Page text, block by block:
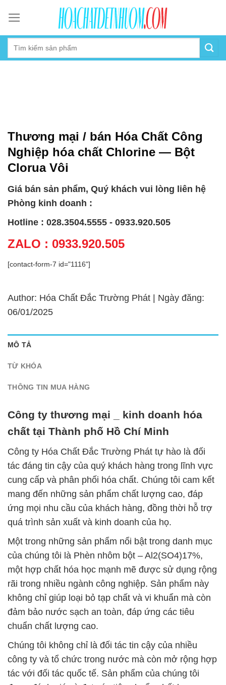
content
Thương mại / bán Hóa Chất Công
Nghiệp hóa chất Chlorine — Bột
Clorua Vôi
Giá bán sản phẩm, Quý khách vui lòng liên hệ
Phòng kinh doanh :
Hotline : 028.3504.5555 - 0933.920.505
ZALO : 0933.920.505
[contact-form-7 id="1116"]
Author: Hóa Chất Đắc Trường Phát | Ngày đăng:
06/01/2025
MÔ TẢ
TỪ KHÓA
THÔNG TIN MUA HÀNG
Công ty thương mại _ kinh doanh hóa
chất tại Thành phố Hồ Chí Minh
Công ty Hóa Chất Đắc Trường Phát tự hào là đối
tác đáng tin cậy của quý khách hàng trong lĩnh vực
cung cấp và phân phối hóa chất. Chúng tôi cam kết
mang đến những sản phẩm chất lượng cao, đáp
ứng mọi nhu cầu của khách hàng, đồng thời hỗ trợ
quá trình sản xuất và kinh doanh của họ.
Một trong những sản phẩm nổi bật trong danh mục
của chúng tôi là Phèn nhôm bột – Al2(SO4)17%,
một hợp chất hóa học mạnh mẽ được sử dụng rộng
rãi trong nhiều ngành công nghiệp. Sản phẩm này
không chỉ giúp loại bỏ tạp chất và vi khuẩn mà còn
đảm bảo nước sạch an toàn, đáp ứng các tiêu
chuẩn chất lượng cao.
Chúng tôi không chỉ là đối tác tin cậy của nhiều
công ty và tổ chức trong nước mà còn mở rộng hợp
tác với đối tác quốc tế. Sản phẩm của chúng tôi